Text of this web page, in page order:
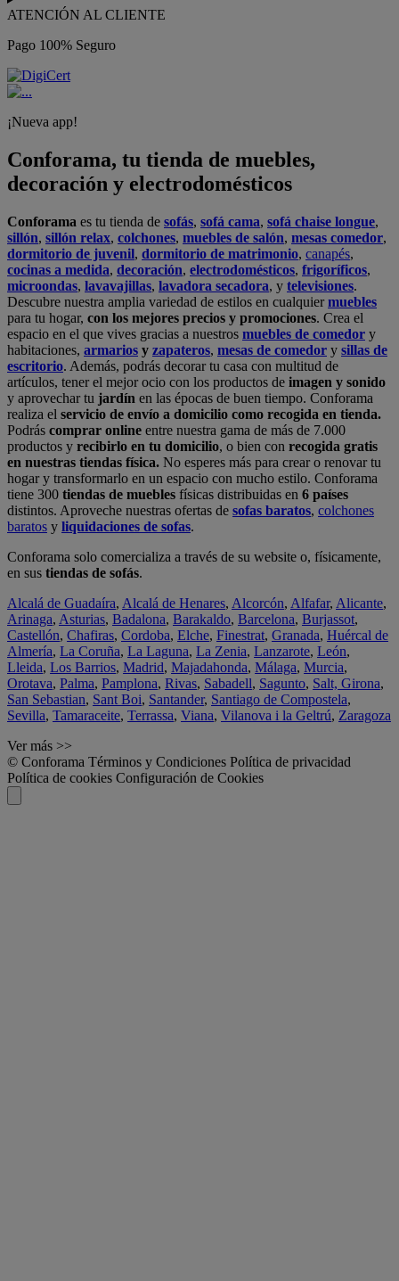
ATENCIÓN AL CLIENTE
Pago 100% Seguro
¡Nueva app!
Conforama, tu tienda de muebles,
decoración y electrodomésticos
Conforama es tu tienda de sofás, sofá cama, sofá chaise longue,
sillón, sillón relax, colchones, muebles de salón, mesas comedor,
dormitorio de juvenil, dormitorio de matrimonio, canapés,
cocinas a medida, decoración, electrodomésticos, frigoríficos,
microondas, lavavajillas, lavadora secadora, y televisiones.
Descubre nuestra amplia variedad de estilos en cualquiermuebles
para tu hogar, con los mejores precios y promociones. Crea el
espacio en el que vives gracias a nuestros muebles de comedor y
habitaciones, armarios y zapateros, mesas de comedor y sillas de
escritorio. Además, podrás decorar tu casa con multitud de
artículos, tener el mejor ocio con los productos de imagen y sonido
y aprovechar tu jardín en las épocas de buen tiempo. Conforama
realiza el servicio de envío a domicilio como recogida en tienda.
Podrás comprar online entre nuestra gama de más de 7.000
productos y recibirlo en tu domicilio, o bien con recogida gratis
en nuestras tiendas física. No esperes más para crear o renovar tu
hogar y transformarlo en un espacio con mucho estilo. Conforama
tiene 300 tiendas de muebles físicas distribuidas en 6 países
distintos. Aproveche nuestras ofertas de sofas baratos, colchones
baratos y liquidaciones de sofas.
Conforama solo comercializa a través de su website o, físicamente,
en sus tiendas de sofás.
Alcalá de Guadaíra, Alcalá de Henares, Alcorcón, Alfafar, Alicante,
Arinaga, Asturias, Badalona, Barakaldo, Barcelona, Burjassot,
Castellón, Chafiras, Cordoba, Elche, Finestrat, Granada, Huércal de
Almería, La Coruña, La Laguna, La Zenia, Lanzarote, León,
Lleida, Los Barrios, Madrid, Majadahonda, Málaga, Murcia,
Orotava, Palma, Pamplona, Rivas, Sabadell, Sagunto, Salt, Girona,
San Sebastian, Sant Boi, Santander, Santiago de Compostela,
Sevilla, Tamaraceite, Terrassa, Viana, Vilanova i la Geltrú, Zaragoza
Ver más >>
© Conforama Términos y Condiciones Política de privacidad
Política de cookies Configuración de Cookies